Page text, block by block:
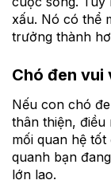
xấu. Nó có thể
trưởng thành
Chó đen vui
Nếu con chó
thân thiện,
mối quan hệ
quanh bạn
lớn lao.